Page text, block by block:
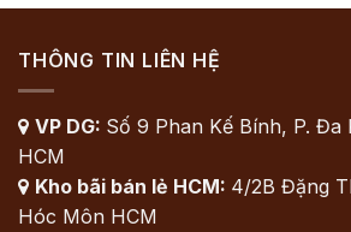
THÔNG TIN LIÊN HỆ
 VP DG: Số 9 Phan Kế Bính, P. Đa
HCM
 Kho bãi bán lẻ HCM: 4/2B Đặng
Hóc Môn HCM